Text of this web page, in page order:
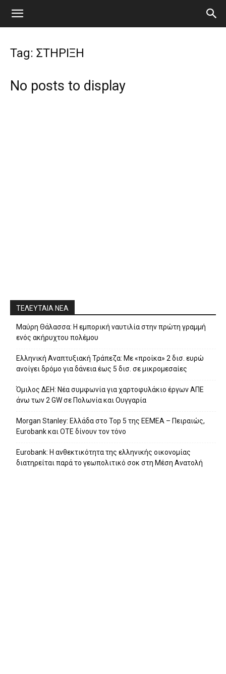
Tag: ΣΤΗΡΙΞΗ
No posts to display
ΤΕΛΕΥΤΑΙΑ ΝΕΑ
Μαύρη Θάλασσα: Η εμπορική ναυτιλία στην πρώτη γραμμή
ενός ακήρυχτου πολέμου
Ελληνική Αναπτυξιακή Τράπεζα: Με «προίκα» 2 δισ. ευρώ
ανοίγει δρόμο για δάνεια έως 5 δισ. σε μικρομεσαίες
Όμιλος ΔΕΗ: Νέα συμφωνία για χαρτοφυλάκιο έργων ΑΠΕ
άνω των 2 GW σε Πολωνία και Ουγγαρία
Morgan Stanley: Ελλάδα στο Top 5 της EEMEA – Πειραιώς,
Eurobank και ΟΤΕ δίνουν τον τόνο
Eurobank: Η ανθεκτικότητα της ελληνικής οικονομίας
διατηρείται παρά το γεωπολιτικό σοκ στη Μέση Ανατολή